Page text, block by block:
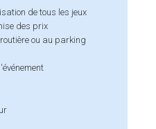
de tous les jeux
des prix
ou au parking